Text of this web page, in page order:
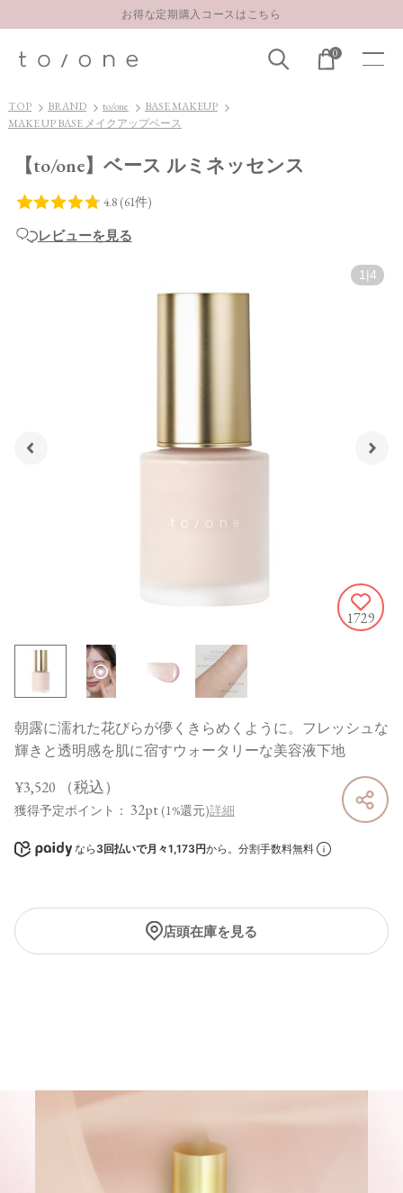
LINE お友達登録 500円OFFクーポンプレゼント
【重要】お盆期間中のお問い合わせと商品配送に関しまして
LINE お友達登録 500円OFFクーポンプレゼント
0
TOP BRAND to/one
BASE MAKEUP
MAKE UP BASE メイクアップベース
【to/one】ベース ルミネッセンス
レビューを見る
1 4
1729
朝露に濡れた花びらが儚くきらめくように。フレッシュな
輝きと透明感を肌に宿すウォータリーな美容液下地
¥3,520 （税込）
獲得予定ポイント： 32pt (1%還元)詳細
なら 3回払いで月々1,173円から。分割手数料無料
店頭在庫を見る